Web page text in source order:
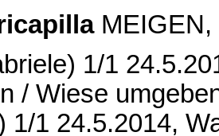
MEIGEN,
1/1
/ Wiese
1/1 24.5.2014,